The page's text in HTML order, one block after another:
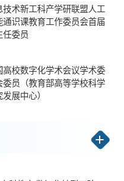
技术新工科产学研联盟人工
通识课教育工作委员会首届
任委员
高校数字化学术会议学术委
委员（教育部高等学校科学
发展中心）